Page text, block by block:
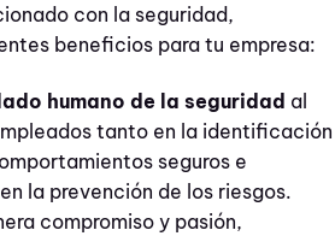
con la seguridad,
beneficios para tu empresa:
humano de la seguridad al
tanto en la identificación
seguros e
la prevención de los riesgos.
compromiso y pasión,